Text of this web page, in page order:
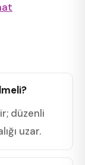
düzenli
uzar.